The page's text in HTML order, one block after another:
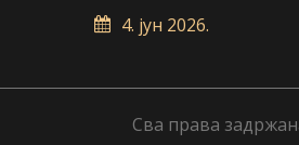
4. јун 2026.
Сва права